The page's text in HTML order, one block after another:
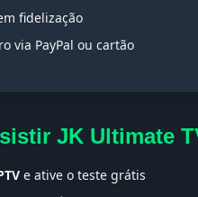
fidelização
via PayPal ou cartão
JK Ultimate
e ative o teste grátis